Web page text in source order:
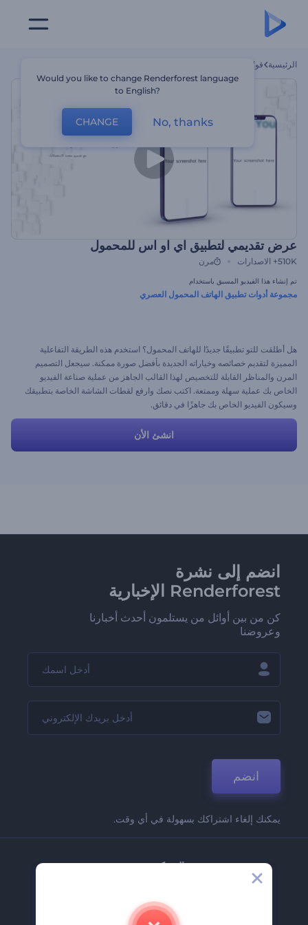
الرئيسية قوالب
عرض تقديمي لتطبيق اي او اس للمحمول
510K+ الاصدارات مرن
تم إنشاء هذا الفيديو المسبق باستخدام
مجموعة أدوات تطبيق الهاتف المحمول العصري
هل أطلقت للتو تطبيقًا جديدًا للهاتف المحمول؟ استخدم هذه الطريقة التفاعلية
المميزة لتقديم خصائصه وخياراته الجديدة بأفضل صورة ممكنة. سيجعل التصميم
المرن والمناظر القابلة للتخصيص لهذا القالب الجاهز من عملية صناعة الفيديو
الخاص بك عملية سهلة وممتعة. اكتب نصك وارفع لقطات الشاشة الخاصة بتطبيقك
وسيكون الفيديو الخاص بك جاهزًا في دقائق.
انشئ الأن
انضم إلى نشرة
Renderforest الإخبارية
كن من بين أوائل من يستلمون أحدث أخبارنا
وعروضنا
انضم
يمكنك إلغاء اشتراكك بسهولة في أي وقت.
الشركة
اتصل بنا
Would you like to change Renderforest language
to English?
CHANGE No, thanks